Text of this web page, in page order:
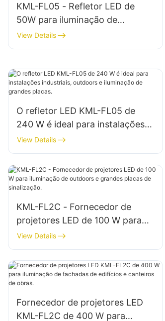
KML-FL05 - Refletor LED de
50W para iluminação de
fachadas externas e espaços
abertos.
View Details
O refletor LED KML-FL05 de
240 W é ideal para instalações
industriais, outdoors e
iluminação de grandes placas.
View Details
KML-FL2C - Fornecedor de
projetores LED de 100 W para
iluminação de outdoors e
grandes placas de sinalização.
View Details
Fornecedor de projetores LED
KML-FL2C de 400 W para